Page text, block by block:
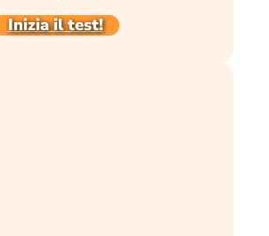
Inizia il test!